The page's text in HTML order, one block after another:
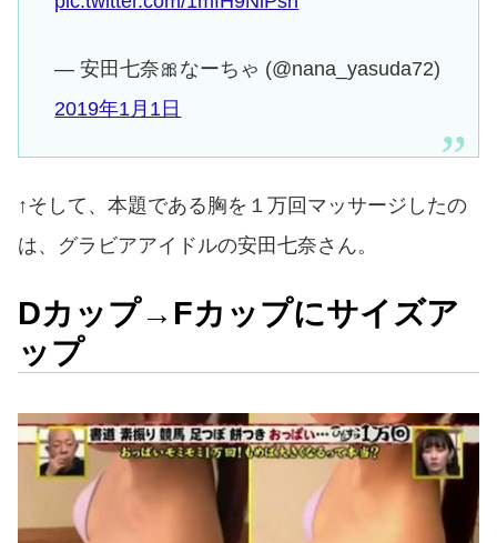
— 安田七奈🎀なーちゃ (@nana_yasuda72)
2019年1月1日
↑そして、本題である胸を１万回マッサージしたの
は、グラビアアイドルの安田七奈さん。
Dカップ→Fカップにサイズア
ップ